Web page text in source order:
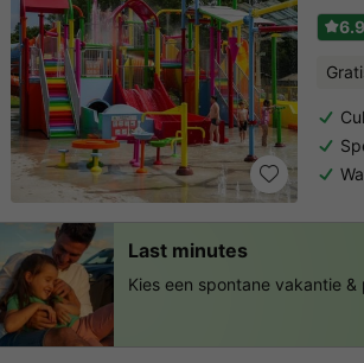
6.9
Last minutes
Kies een spontane vakantie